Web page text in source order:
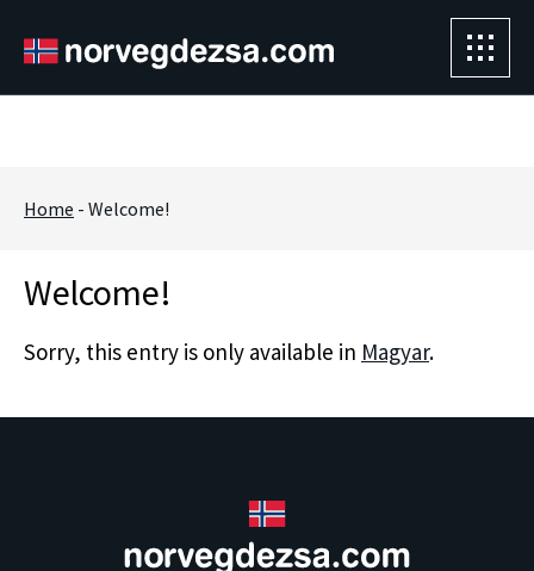
" />
Home - Welcome!
Welcome!
Sorry, this entry is only available in Magyar.